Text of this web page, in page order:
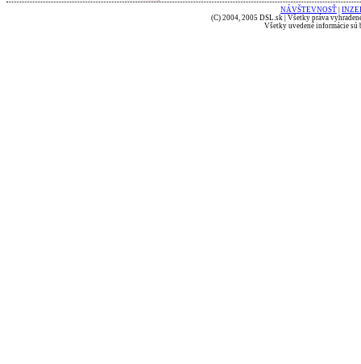
NÁVŠTEVNOSŤ
(C) 2004, 2005 DSL.sk | Všetky práva
Všetky uvedené informácie sú